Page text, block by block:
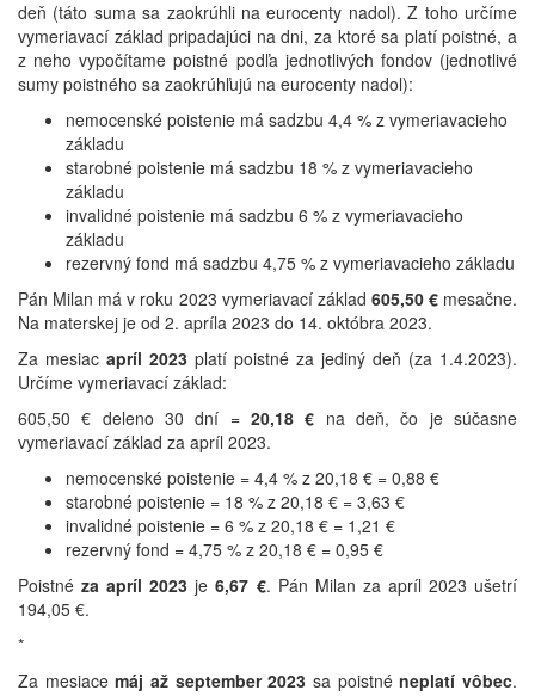
deň (táto suma sa zaokrúhli na eurocenty nadol). Z toho určíme
vymeriavací základ pripadajúci na dni, za ktoré sa platí poistné, a
z neho vypočítame poistné podľa jednotlivých fondov (jednotlivé
sumy poistného sa zaokrúhľujú na eurocenty nadol):
nemocenské poistenie má sadzbu 4,4 % z vymeriavacieho
základu
starobné poistenie má sadzbu 18 % z vymeriavacieho
základu
invalidné poistenie má sadzbu 6 % z vymeriavacieho
základu
rezervný fond má sadzbu 4,75 % z vymeriavacieho základu
Pán Milan má v roku 2023 vymeriavací základ 605,50 €mesačne.
Na materskej je od 2. apríla 2023 do 14. októbra 2023.
Za mesiac apríl 2023 platí poistné za jediný deň (za 1.4.2023).
Určíme vymeriavací základ:
605,50 € deleno 30 dní = 20,18 € na deň, čo je súčasne
vymeriavací základ za apríl 2023.
nemocenské poistenie = 4,4 % z 20,18 € = 0,88 €
starobné poistenie = 18 % z 20,18 € = 3,63 €
invalidné poistenie = 6 % z 20,18 € = 1,21 €
rezervný fond = 4,75 % z 20,18 € = 0,95 €
Poistnéza apríl 2023 je6,67 €. Pán Milan za apríl 2023 ušetrí
194,05 €.
*
Za mesiacemáj až september 2023 sa poistnéneplatí vôbec.